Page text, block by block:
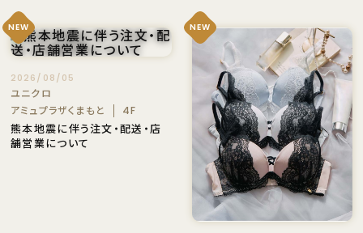
NEW
2026/08/05
ユニクロ
アミュプラザくまもと
4F
熊本地震に伴う注文・配送・店
舗営業について
NEW